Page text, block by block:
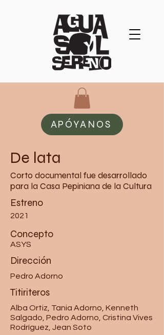
APÓYANOS
De lata
Corto documental fue desarrollado
para la Casa Pepiniana de la Cultura
Estreno
2021
Concepto
ASYS
Dirección
Pedro Adorno
Titiriteros
Alba Ortiz, Tania Adorno, Kenneth
Salgado, Pedro Adorno, Cristina Vives
Rodríguez, Jean Soto